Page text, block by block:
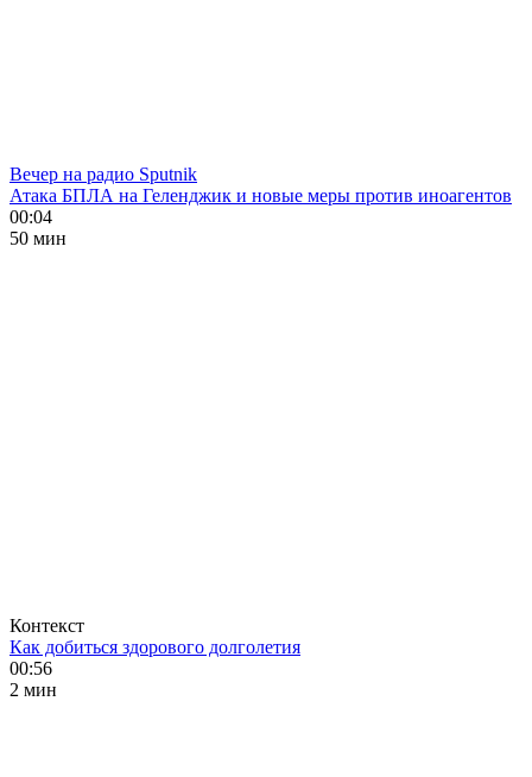
Вечер на радио Sputnik
Атака БПЛА на Геленджик и новые меры против иноагентов
00:04
50 мин
Контекст
Как добиться здорового долголетия
00:56
2 мин